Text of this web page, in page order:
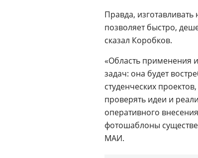
Правда,
позволяет быстро,
сказал Коробков.
«Область применения
задач: она будет
студенческих
проверять идеи и
оперативного
фотошаблоны
МАИ.